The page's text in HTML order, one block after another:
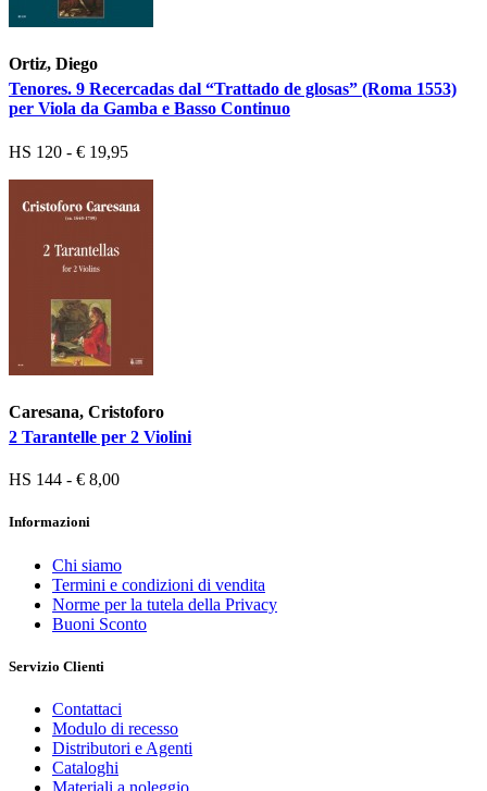
Ortiz, Diego
Tenores. 9 Recercadas dal “Trattado de glosas” (Roma 1553)
per Viola da Gamba e Basso Continuo
HS 120 - € 19,95
Caresana, Cristoforo
2 Tarantelle per 2 Violini
HS 144 - € 8,00
Informazioni
Chi siamo
Termini e condizioni di vendita
Norme per la tutela della Privacy
Buoni Sconto
Servizio Clienti
Contattaci
Modulo di recesso
Distributori e Agenti
Cataloghi
Materiali a noleggio